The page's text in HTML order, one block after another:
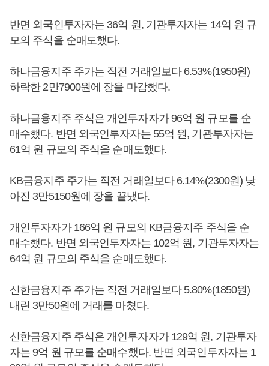
반면 외국인투자자는 36억 원, 기관투자자는 14억 원 규
모의 주식을 순매도했다.
하나금융지주 주가는 직전 거래일보다 6.53%(1950원)
하락한 2만7900원에 장을 마감했다.
하나금융지주 주식은 개인투자자가 96억 원 규모를 순
매수했다. 반면 외국인투자자는 55억 원, 기관투자자는
61억 원 규모의 주식을 순매도했다.
KB금융지주 주가는 직전 거래일보다 6.14%(2300원) 낮
아진 3만5150원에 장을 끝냈다.
개인투자자가 166억 원 규모의 KB금융지주 주식을 순
매수했다. 반면 외국인투자자는 102억 원, 기관투자자는
64억 원 규모의 주식을 순매도했다.
신한금융지주 주가는 직전 거래일보다 5.80%(1850원)
내린 3만50원에 거래를 마쳤다.
신한금융지주 주식은 개인투자자가 129억 원, 기관투자
자는 9억 원 규모를 순매수했다. 반면 외국인투자자는 1